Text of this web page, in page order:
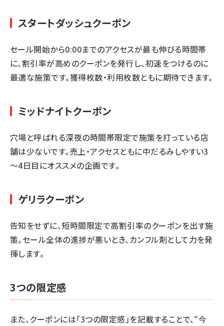
スタートダッシュクーポン
セール開始から0:00までのアクセスが最も伸びる時間帯
に、割引率が高めのクーポンを発行し、初速をつけるのに
最適な施策です。獲得枚数・利用枚数ともに期待できます。
ミッドナイトクーポン
穴場と呼ばれる深夜の時間帯限定で施策を打っている店
舗は少ないです。売上・アクセスともに中だるみしやすい3
～4日目にオススメの企画です。
ゲリラクーポン
告知をせずに、短時間限定で高割引率のクーポンを出す施
策。セール全体の進捗が悪いとき、カンフル剤として力を発
揮します。
3つの限定感
また、クーポンには「3つの限定感」を記載することで、“今